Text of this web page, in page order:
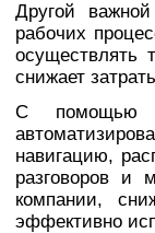
Другой важной
рабочих
осуществлять
снижает
С помощью
навигацию,
разговоров и
компании,
эффективно